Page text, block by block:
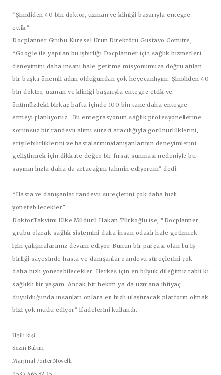
“Şimdiden 40 bin doktor, uzman ve kliniği başarıyla entegre
ettik”
Docplanner Grubu Küresel Ürün Direktörü Gustavo Comitre,
“Google ile yapılan bu işbirliği Docplanner için sağlık hizmetleri
deneyimini daha insani hale getirme misyonumuza doğru atılan
bir başka önemli adım olduğundan çok heyecanlıyım. Şimdiden 40
bin doktor, uzman ve kliniği başarıyla entegre ettik ve
önümüzdeki birkaç hafta içinde 100 bin tane daha entegre
etmeyi planlıyoruz. Bu entegrasyonun sağlık profesyonellerine
sorunsuz bir randevu alımı süreci aracılığıyla görünürlüklerini,
erişilebilirliklerini ve hastalarının/danışanlarının deneyimlerini
geliştirmek için dikkate değer bir fırsat sunması nedeniyle bu
sayının hızla daha da artacağını tahmin ediyorum” dedi.
“Hasta ve danışanlar randevu süreçlerini çok daha hızlı
yönetebilecekler”
DoktorTakvimi Ülke Müdürü Hakan Türkoğlu ise, “Docplanner
grubu olarak sağlık sistemini daha insan odaklı hale getirmek
için çalışmalarımız devam ediyor. Bunun bir parçası olan bu iş
birliği sayesinde hasta ve danışanlar randevu süreçlerini çok
daha hızlı yönetebilecekler. Herkes için en büyük dileğimiz tabii ki
sağlıklı bir yaşam. Ancak bir hekim ya da uzmana ihtiyaç
duyulduğunda insanları onlara en hızlı ulaştıracak platform olmak
bizi çok mutlu ediyor” ifadelerini kullandı.
İlgili kişi
Sezin Bulum
Marjinal Porter Novelli